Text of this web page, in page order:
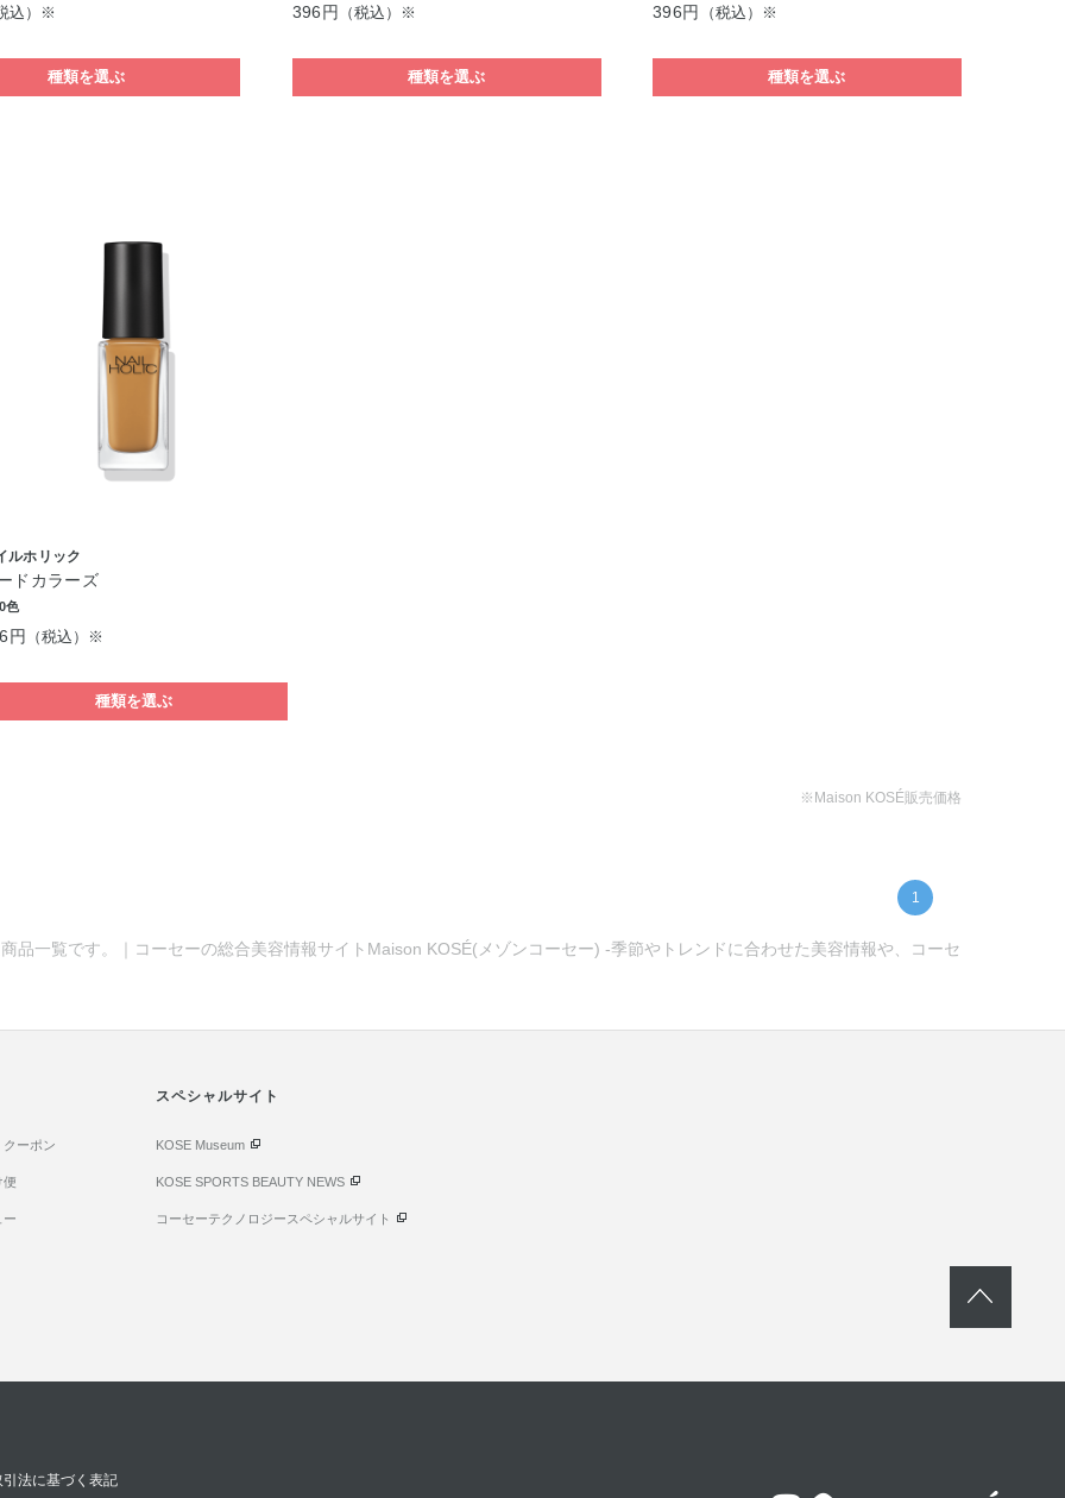
込）※
種類を選ぶ
396円 （税込）※
種類を選ぶ
396円 （税込）※
種類を選ぶ
ルホリック
ドカラーズ
色
円 （税込）※
種類を選ぶ
※Maison KOSÉ販売価格
1
品一覧です。｜コーセーの総合美容情報サイトMaison KOSÉ(メゾンコーセー) -季節やトレンドに合わせた美容情報や、コーセ
クーポン
便
ー
スペシャルサイト
KOSE Museum
KOSE SPORTS BEAUTY NEWS
コーセーテクノロジースペシャルサイト
引法に基づく表記